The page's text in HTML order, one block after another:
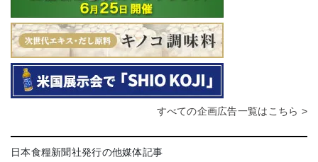
すべての企画広告一覧はこちら >
日本食糧新聞社発行の他媒体記事